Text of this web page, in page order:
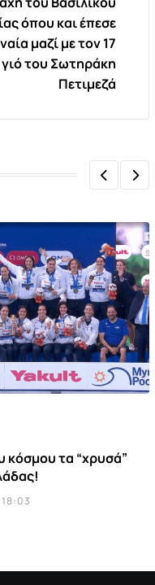
όπου και έπεσε
μαζί με τον 17
του Σωτηράκη
Πετιμεζά
κόσμου τα “χρυσά”